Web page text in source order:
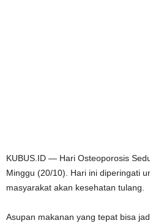
KUBUS.ID — Hari Osteoporosis
Minggu (20/10). Hari ini diperingati
masyarakat akan kesehatan tulang.
Asupan makanan yang tepat bisa